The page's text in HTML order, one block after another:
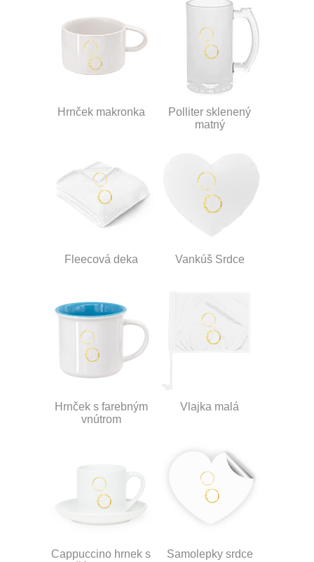
Hrnček makronka
Polliter sklenený
matný
Fleecová deka Vankúš Srdce
Hrnček s farebným
vnútrom
Vlajka malá
Cappuccino hrnek s
Samolepky srdce